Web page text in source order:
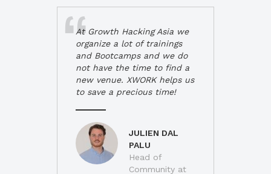
At Growth Hacking Asia we
organize a lot of trainings
and Bootcamps and we do
not have the time to find a
new venue. XWORK helps us
to save a precious time!
JULIEN DAL
PALU
Head of
Community at